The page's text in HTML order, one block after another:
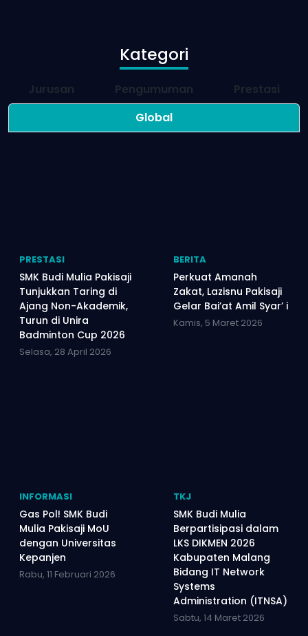
Kategori
Jurusan Pengumuman
Prestasi
Global
PRESTASI
SMK Budi Mulia Pakisaji
Tunjukkan Taring di
Ajang Non-Akademik,
Turun di Unira
Badminton Cup 2026
Selasa, 28 April 2026
BERITA
Perkuat Amanah
Zakat, Lazisnu Pakisaji
Gelar Bai’at Amil Syar’ i
Kamis, 5 Maret 2026
INFORMASI
Gas Pol! SMK Budi
Mulia Pakisaji MoU
dengan Universitas
Kepanjen
Rabu, 11 Februari 2026
TKJ
SMK Budi Mulia
Berpartisipasi dalam
LKS DIKMEN 2026
Kabupaten Malang
Bidang IT Network
Systems
Administration (ITNSA)
Sabtu, 14 Maret 2026